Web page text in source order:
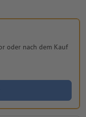
oder nach dem Kauf